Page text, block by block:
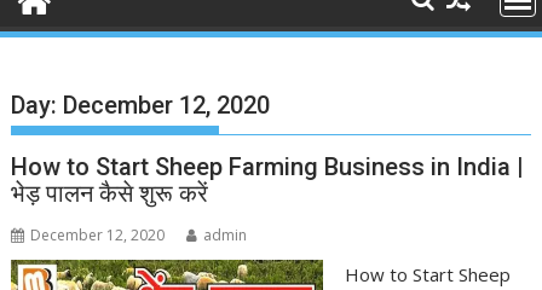
Day: December 12, 2020
How to Start Sheep Farming Business in India |
भेड़ पालन कैसे शुरू करें
December 12, 2020 admin
How to Start Sheep